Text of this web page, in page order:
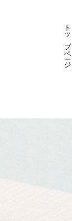
トップページ